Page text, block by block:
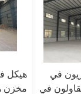
في
في
هيكل
مخزن